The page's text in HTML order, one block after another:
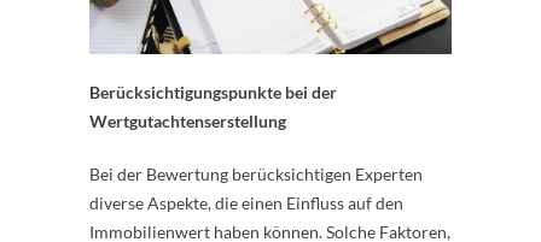
Berücksichtigungspunkte bei der
Wertgutachtenserstellung
Bei der Bewertung berücksichtigen Experten
diverse Aspekte, die einen Einfluss auf den
Immobilienwert haben können. Solche Faktoren,